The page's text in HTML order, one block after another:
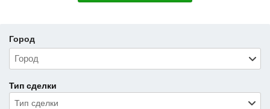
Город
Тип сделки
Тип сделки